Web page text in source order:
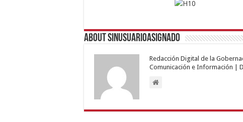
About sinusuarioasignado
Redacción Digital de la
Comunicación e Información |